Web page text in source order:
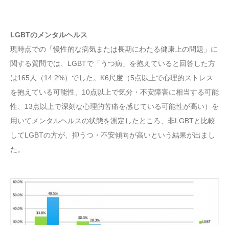
LGBTのメンタルヘルス
現時点での「慢性的な病気または長期にわたる健康上の問題」に
関する質問では、LGBTで「うつ病」を抱えていると回答した方
は165人（14.2%）でした。K6尺度（5点以上で心理的ストレス
を抱えている可能性、10点以上で気分・不安障害に相当する可能
性、13点以上で深刻な心理的苦痛を感じている可能性が高い）を
用いてメンタルヘルスの状態を測定したところ、非LGBTと比較
してLGBTの方が、抑うつ・不安傾向が高いという結果が出まし
た。